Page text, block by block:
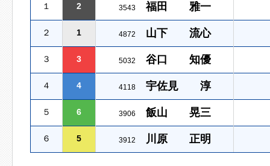
１ 2 3543 福田 雅一
２ 1 4872 山下 流心
３ 3 5032 谷口 知優
４ 4 4118 宇佐見 淳
５ 6 3906 飯山 晃三
６ 5 3912 川原 正明